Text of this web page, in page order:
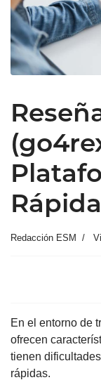
Redacción ESM
En el entorno de
ofrecen
tienen
rápidas.